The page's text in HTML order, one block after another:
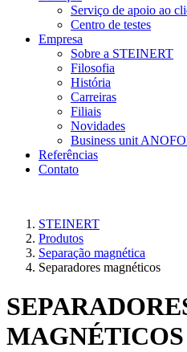
Serviço de apoio ao
Centro de testes
Empresa
Sobre a STEINERT
Filosofia
História
Carreiras
Filiais
Novidades
Business unit
Referências
Contato
STEINERT
Produtos
Separação magnética
Separadores magnéticos
MAGNÉTICOS